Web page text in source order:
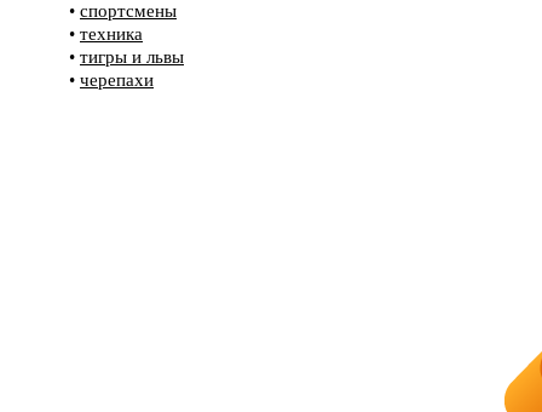
• спортсмены
• техника
• тигры и львы
• черепахи